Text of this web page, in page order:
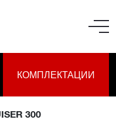
КОМПЛЕКТАЦИИ
300